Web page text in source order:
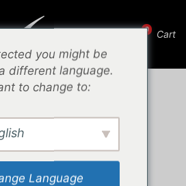
0 Cart
you might be
different language.
to change to:
Language